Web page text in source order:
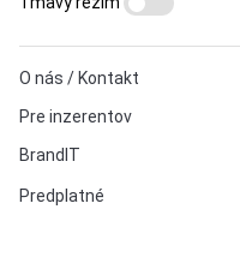
O nás / Kontakt
Pre inzerentov
BrandIT
Predplatné